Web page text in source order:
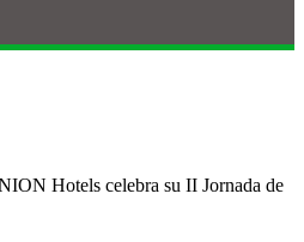
Hotels celebra su II Jornada de